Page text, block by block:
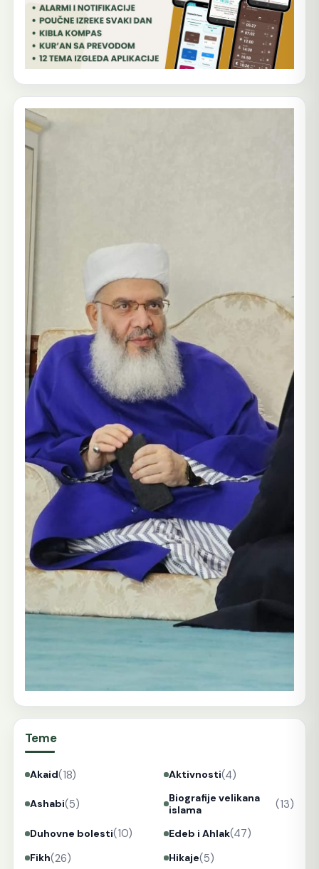
Teme
Akaid(18) Aktivnosti(4)
Ashabi(5)
Biografije velikana
islama
(13)
Duhovne bolesti(10) Edeb i Ahlak(47)
Fikh(26) Hikaje(5)